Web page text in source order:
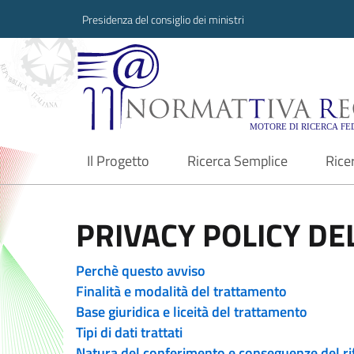
Presidenza del consiglio dei ministri
Normattiva
Il Progetto
current Ricerca Semplice
PRIVACY POLICY
Perchè questo avviso
Finalità e modalità del trattamento
Base giuridica e liceità del trattamento
Tipi di dati trattati